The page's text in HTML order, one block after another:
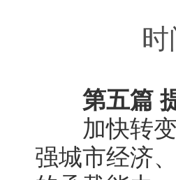
第五篇
加快转变
强城市经济